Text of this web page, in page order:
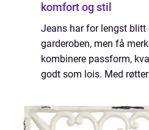
komfort og stil
Jeans har for lengst blitt
garderoben, men få
kombinere passform,
godt som lois. Med
moderne snitt, har
valg for mange s...